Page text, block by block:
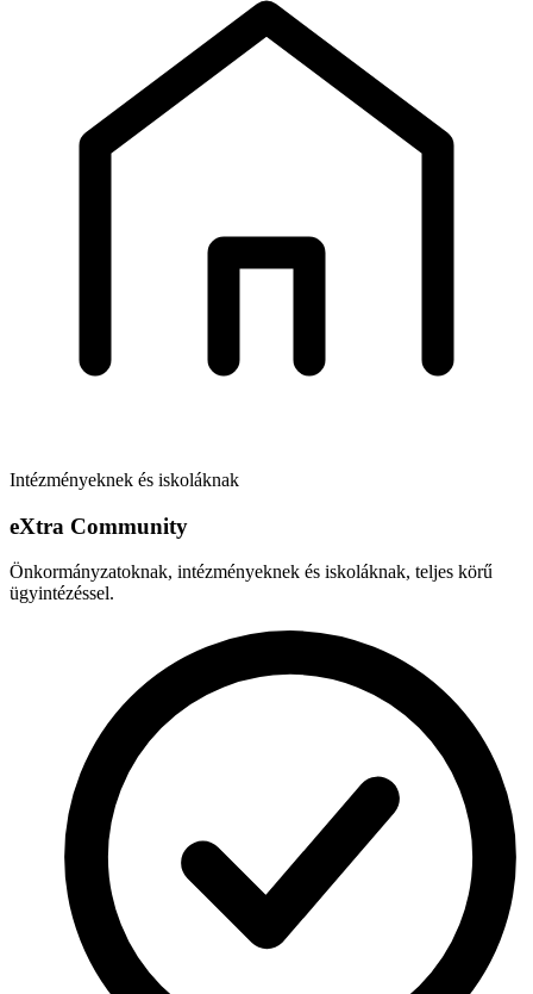
Intézményeknek és iskoláknak
eXtra Community
Önkormányzatoknak, intézményeknek és iskoláknak, teljes körű
ügyintézéssel.